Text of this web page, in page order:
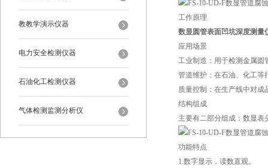
教教学演示仪器
电力安全检测仪器
石油化工检测仪器
气体检测监测分析仪
工作原理
数显圆管表面凹坑深度测量
应用场景
工业制造‌：用于检测金属圆
管道维护‌：在石油、化工等
质量控制‌：在生产线中对
结构组成
主要有二部分组成：数显表
功能特点
1.数字显示，读数直观。